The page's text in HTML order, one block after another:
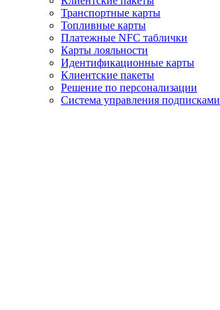
Транспортные карты
Топливные карты
Платeжные NFC таблички
Карты лояльности
Идентификационные карты
Клиентские пакеты
Решение по персонализации
Система управления подписками